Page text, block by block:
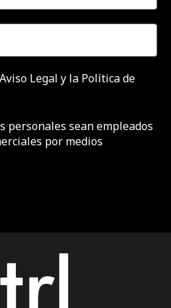
Aviso Legal y la Política de
personales sean empleados
por medios